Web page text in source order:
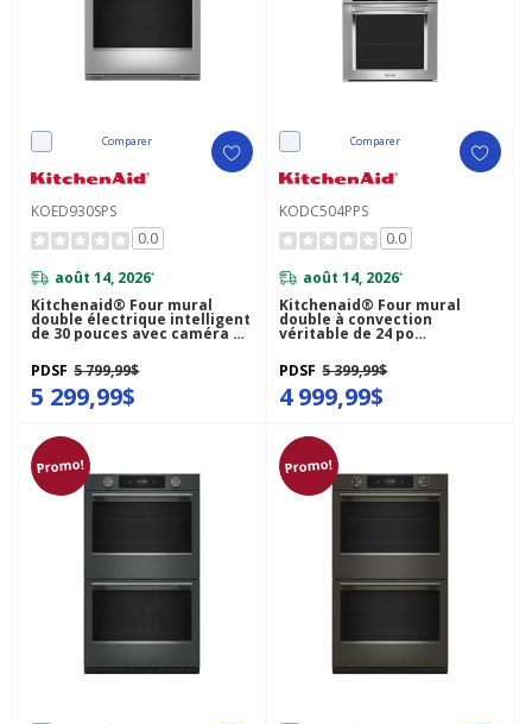
Comparer
KOED930SPS
0.0
août 14, 2026*
Kitchenaid® Four mural
double électrique intelligent
de 30 pouces avec caméra de
cuisson intelligente - Fini
PrintShield™ KOED930SPS
PDSF 5 799,99$
5 299,99$
Comparer
KODC504PPS
0.0
août 14, 2026*
Kitchenaid® Four mural
double à convection
véritable de 24 po
PDSF 5 399,99$
4 999,99$
Promo! Promo!